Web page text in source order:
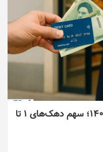
افزایش قابل توجه یارانه آذر ۱۴۰۴؛ سهم دهک‌های ۱ تا